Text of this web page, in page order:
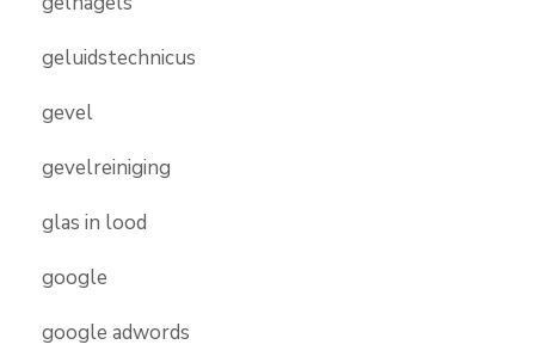
geluidstechnicus
gevel
gevelreiniging
glas in lood
google
google adwords